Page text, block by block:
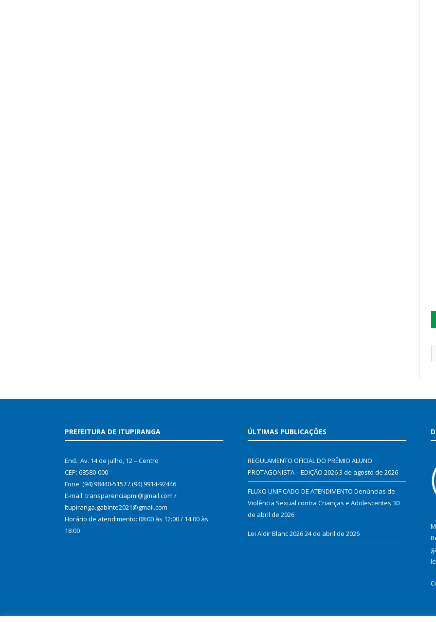
PREFEITURA DE ITUPIRANGA
End.: Av. 14 de julho, 12 – Centro
CEP: 68580-000
Fone: (94) 98440-5157 / (94) 9914-92446
E-mail: transparenciapmi@gmail.com /
Itupiranga.gabinte2021@gmail.com
Horário de atendimento: 08:00 às 12:00 / 14:00 às
18:00
ÚLTIMAS PUBLICAÇÕES
REGULAMENTO OFICIAL DO PRÊMIO ALUNO
PROTAGONISTA – EDIÇÃO 20263 de agosto de 2026
FLUXO UNIFICADO DE ATENDIMENTO Denúncias de
Violência Sexual contra Crianças e Adolescentes 30
de abril de 2026
Lei Aldir Blanc 202624 de abril de 2026